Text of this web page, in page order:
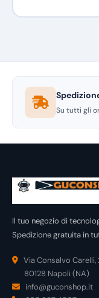
Su tutti gli
Il tuo negozio di
Spedizione gratuita in
Via Consalvo Carelli,
80128 Napoli (NA)
info@guconshop.it